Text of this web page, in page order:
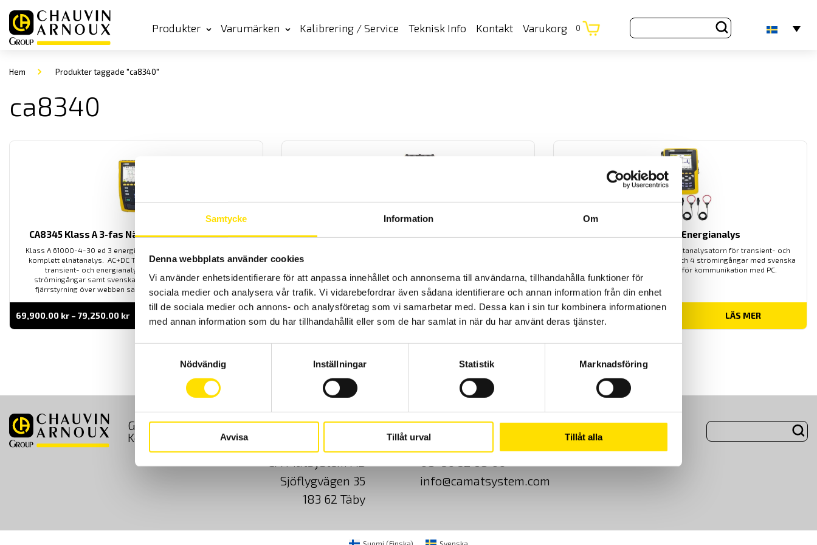
Samtycke Information Om
Denna webbplats använder cookies
Vi använder enhetsidentifierare för att anpassa innehållet och annonserna till användarna, tillhandahålla funktioner för
sociala medier och analysera vår trafik. Vi vidarebefordrar även sådana identifierare och annan information från din enhet
till de sociala medier och annons- och analysföretag som vi samarbetar med. Dessa kan i sin tur kombinera informationen
med annan information som du har tillhandahållit eller som de har samlat in när du har använt deras tjänster.
Nödvändig
Inställningar Statistik Marknadsföring
Avvisa Tillåt urval Tillåt alla
Produkter Varumärken Kalibrering / Service Teknisk Info Kontakt Varukorg 0
Hem Produkter taggade "ca8340"
ca8340
CA8345 Klass A 3-fas Nät- och energianalysator
Klass A 61000-4-30 ed 3 energianalysator med inbyggd GPS för
komplett elnätanalys. AC+DC TRMS mätning för motorstarter-
transient- och energianalys med 5 spännings- och 4
strömingångar samt svenska menyer. Med VNC funktion för
fjärrstyrning över webben samt flexibel minneshantering.
69,900.00 kr – 79,250.00 krPrisintervall:
69,900.00 kr
till
LÄS MER
och energianalys med 5 spännings- och 4 strömingångar med
62,950.00kr LÄS MER
CA8336 3-fas Energianalys
Den kompletta AC+DC TRMS elnätanalysatorn för transient- och
energianalys med 5 spännings- och 4 strömingångar med svenska
menyer. Med USB och SD-kort för kommunikation med PC.
53,950.00
Prisintervall:
till
LÄS MER
GDPR Köpvillkor Cookies Klagomål Kundundersökning
Om Oss
Kontakt
CA Mätsystem AB
Sjöflygvägen 35
183 62 Täby
08-50 52 68 00
info@camatsystem.com